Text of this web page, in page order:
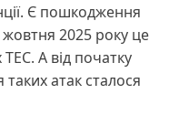
Є пошкодження
жовтня 2025 року це
А від початку
атак сталося